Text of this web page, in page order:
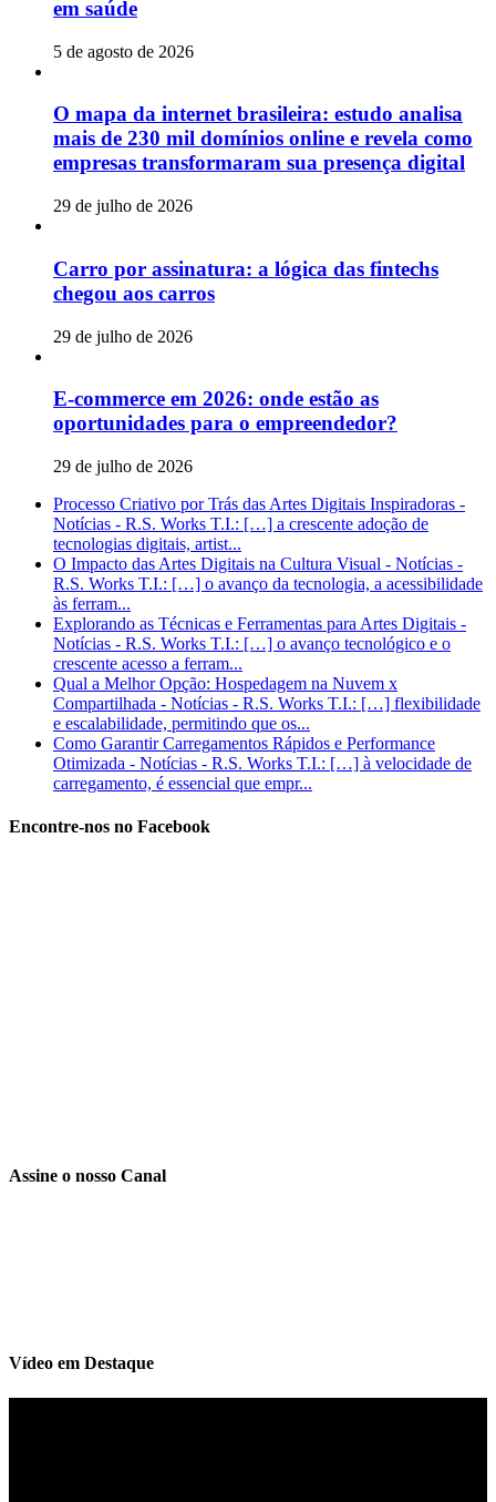
em saúde
5 de agosto de 2026
O mapa da internet brasileira: estudo analisa
mais de 230 mil domínios online e revela como
empresas transformaram sua presença digital
29 de julho de 2026
Carro por assinatura: a lógica das fintechs
chegou aos carros
29 de julho de 2026
E-commerce em 2026: onde estão as
oportunidades para o empreendedor?
29 de julho de 2026
Processo Criativo por Trás das Artes Digitais Inspiradoras -
Notícias - R.S. Works T.I.: […] a crescente adoção de
tecnologias digitais, artist...
O Impacto das Artes Digitais na Cultura Visual - Notícias -
R.S. Works T.I.: […] o avanço da tecnologia, a acessibilidade
às ferram...
Explorando as Técnicas e Ferramentas para Artes Digitais -
Notícias - R.S. Works T.I.: […] o avanço tecnológico e o
crescente acesso a ferram...
Qual a Melhor Opção: Hospedagem na Nuvem x
Compartilhada - Notícias - R.S. Works T.I.: […] flexibilidade
e escalabilidade, permitindo que os...
Como Garantir Carregamentos Rápidos e Performance
Otimizada - Notícias - R.S. Works T.I.: […] à velocidade de
carregamento, é essencial que empr...
Encontre-nos no Facebook
Assine o nosso Canal
Vídeo em Destaque